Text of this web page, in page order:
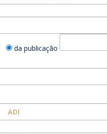
da publicação
ADI